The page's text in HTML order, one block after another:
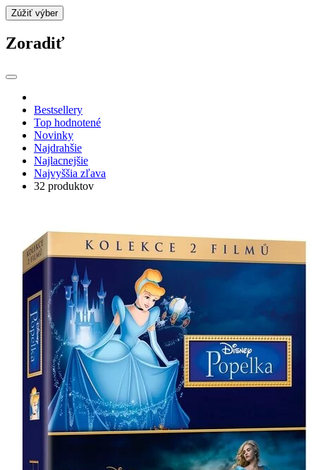
Zúžiť výber
Zoradiť
Bestsellery
Top hodnotené
Novinky
Najdrahšie
Najlacnejšie
Najvyššia zľava
32 produktov